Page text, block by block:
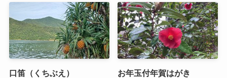
口笛（くちぶえ） お年玉付年賀はがき